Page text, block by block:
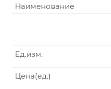
Наименование
Ед.изм.
Цена(ед.)